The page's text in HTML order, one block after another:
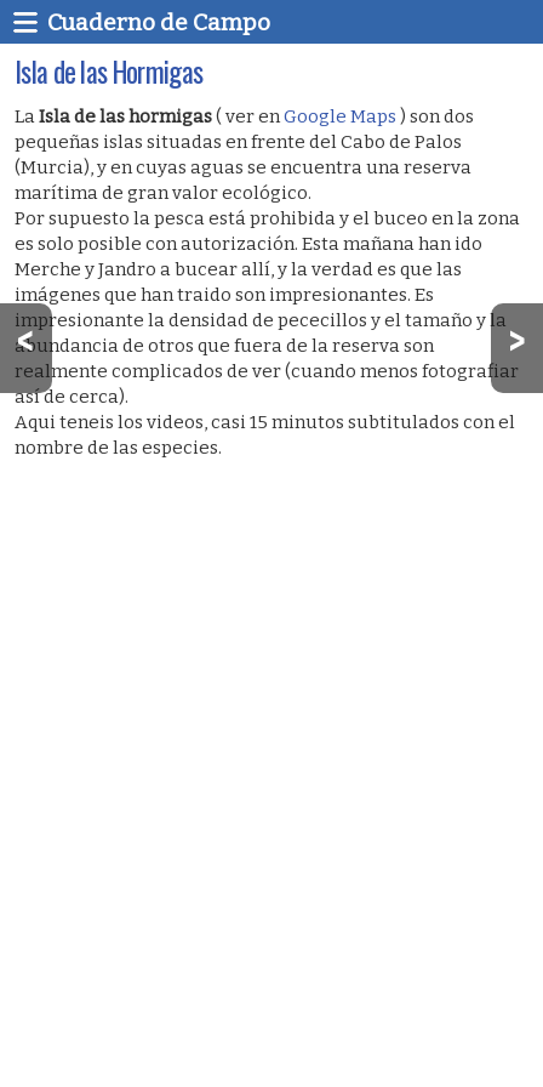
Cuaderno de Campo
Isla de las Hormigas
LaIsla de las hormigas( ver enGoogle Maps ) son dos
pequeñas islas situadas en frente del Cabo de Palos
(Murcia), y en cuyas aguas se encuentra una reserva
marítima de gran valor ecológico.
Por supuesto la pesca está prohibida y el buceo en la zona
es solo posible con autorización. Esta mañana han ido
Merche y Jandro a bucear allí, y la verdad es que las
imágenes que han traido son impresionantes. Es
impresionante la densidad de pececillos y el tamaño y la
abundancia de otros que fuera de la reserva son
realmente complicados de ver (cuando menos fotografiar
así de cerca).
Aqui teneis los videos, casi 15 minutos subtitulados con el
nombre de las especies.